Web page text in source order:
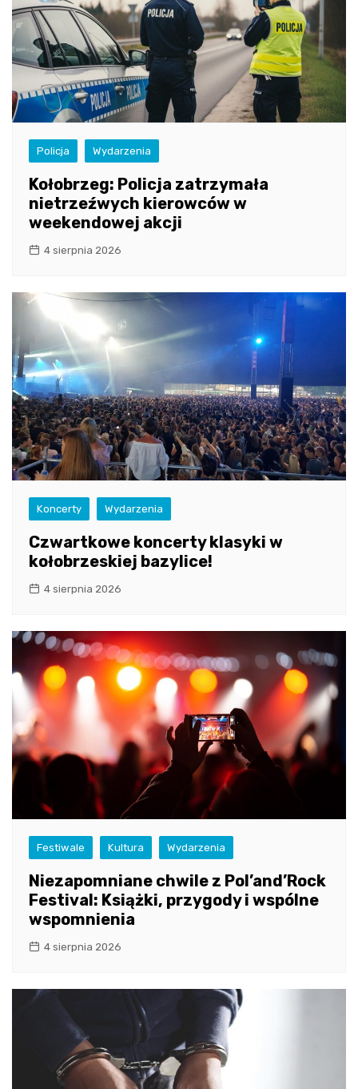
Policja Wydarzenia
Kołobrzeg: Policja zatrzymała
nietrzeźwych kierowców w
weekendowej akcji
4 sierpnia 2026
Koncerty Wydarzenia
Czwartkowe koncerty klasyki w
kołobrzeskiej bazylice!
4 sierpnia 2026
Festiwale Kultura Wydarzenia
Niezapomniane chwile z Pol’and’Rock
Festival: Książki, przygody i wspólne
wspomnienia
4 sierpnia 2026